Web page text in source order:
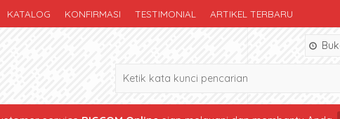
KATALOG KONFIRMASI TESTIMONIAL ARTIKEL TERBARU